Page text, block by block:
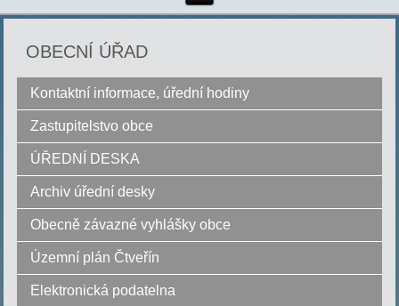
OBECNÍ ÚŘAD
Kontaktní informace, úřední hodiny
Zastupitelstvo obce
ÚŘEDNÍ DESKA
Archiv úřední desky
Obecně závazné vyhlášky obce
Územní plán Čtveřín
Elektronická podatelna